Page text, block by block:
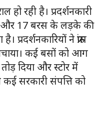
हो रही है। प्रदर्शनकारी
और 17 बरस के लड़के की
प्रदर्शनकारियों ने फ्रांस
कई बसों को आग
दिया और स्टोर में
सरकारी संपत्ति को